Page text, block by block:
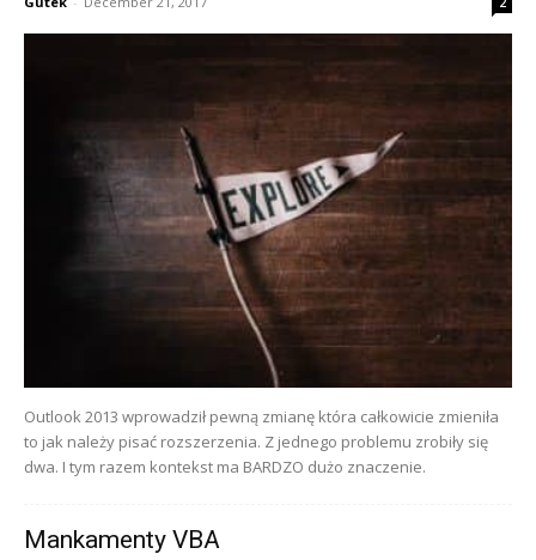
Outlook 2013 wprowadził pewną zmianę która całkowicie zmieniła
to jak należy pisać rozszerzenia. Z jednego problemu zrobiły się
dwa. I tym razem kontekst ma BARDZO dużo znaczenie.
Mankamenty VBA